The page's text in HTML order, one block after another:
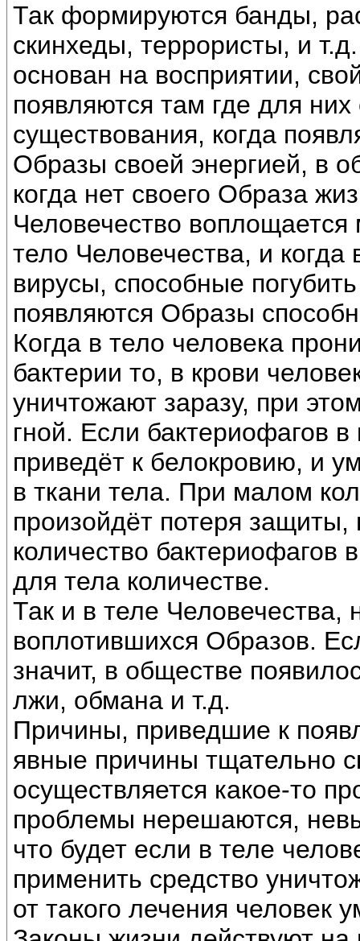
Так формируются банды,
скинхеды, террористы, и
основан на восприятии,
появляются там где для
существования, когда
Образы своей энергией, в
когда нет своего Образа
Человечество
тело Человечества, и
вирусы, способные
появляются Образы
Когда в тело человека
бактерии то, в крови
уничтожают заразу, при
гной. Если бактериофагов в
приведёт к белокровию, и
в ткани тела. При малом
произойдёт потеря
количество бактериофагов
для тела количестве.
Так и в теле Человечества,
воплотившихся Образов.
значит, в обществе
лжи, обмана и т.д.
Причины, приведшие к
явные причины тщательно
осуществляется какое-то
проблемы нерешаются,
что будет если в теле
применить средство
от такого лечения